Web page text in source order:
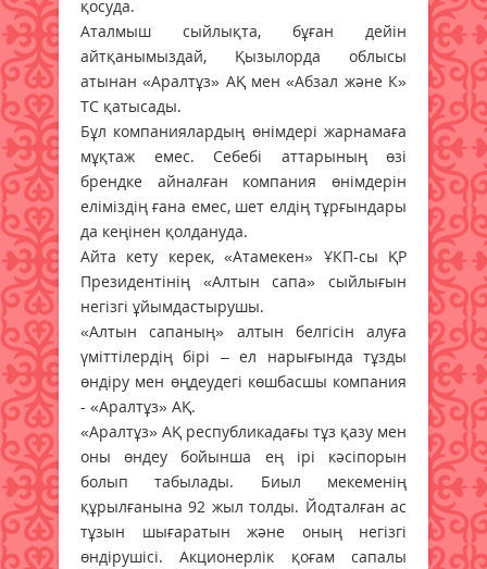
қосуда.
Аталмыш сыйлықта, бұған дейін
айтқанымыздай, Қызылорда облысы
атынан «Аралтұз» АҚ мен «Абзал және К»
ТС қатысады.
Бұл компаниялардың өнімдері жарнамаға
мұқтаж емес. Себебі аттарының өзі
брендке айналған компания өнімдерін
еліміздің ғана емес, шет елдің тұрғындары
да кеңінен қолдануда.
Айта кету керек, «Атамекен» ҰКП-сы ҚР
Президентінің «Алтын сапа» сыйлығын
негізгі ұйымдастырушы.
«Алтын сапаның» алтын белгісін алуға
үміттілердің бірі – ел нарығында тұзды
өндіру мен өңдеудегі көшбасшы компания
- «Аралтұз» АҚ.
«Аралтұз» АҚ республикадағы тұз қазу мен
оны өндеу бойынша ең iрi кәсiпорын
болып табылады. Биыл мекеменiң
құрылғанына 92 жыл толды. Йодталған ас
тұзын шығаратын және оның негiзгi
өндiрушiсi. Акционерлік қоғам сапалы